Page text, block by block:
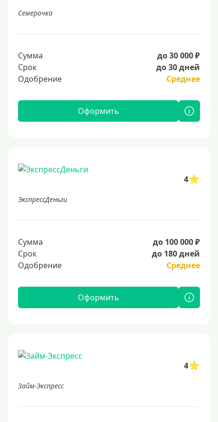
Семерочка
Сумма
до 30 000 ₽
Срок
до 30 дней
Одобрение
Среднее
Оформить
4
ЭкспрессДеньги
Сумма
до 100 000 ₽
Срок
до 180 дней
Одобрение
Среднее
Оформить
4
Займ-Экспресс